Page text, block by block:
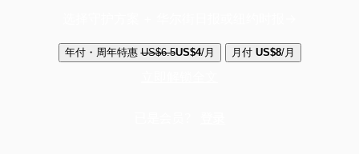
年付・周年特惠 US$6.5US$4/月 月付 US$8/月